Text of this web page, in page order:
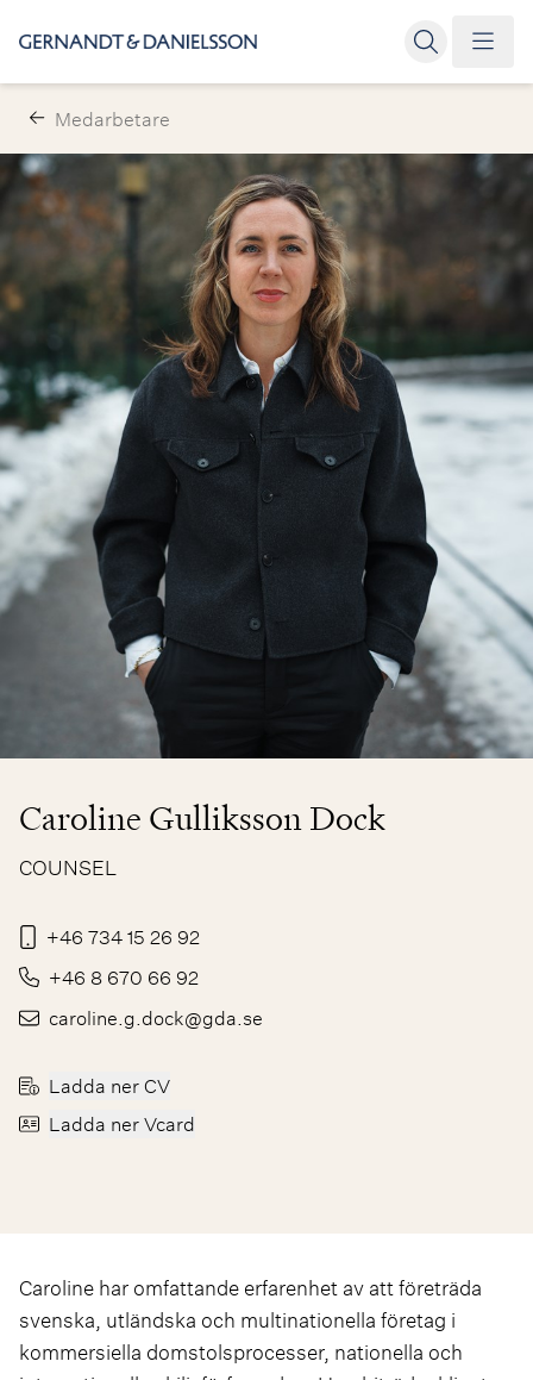
Medarbetare
Caroline Gulliksson Dock
COUNSEL
+46 734 15 26 92
+46 8 670 66 92
caroline.g.dock@gda.se
Ladda ner CV
Ladda ner Vcard
Caroline har omfattande erfarenhet av att företräda
svenska, utländska och multinationella företag i
kommersiella domstolsprocesser, nationella och